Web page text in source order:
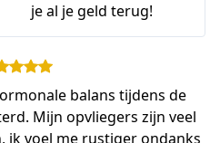
je al je geld terug!
balans tijdens de
Mijn opvliegers zijn veel
ik voel me rustiger ondanks